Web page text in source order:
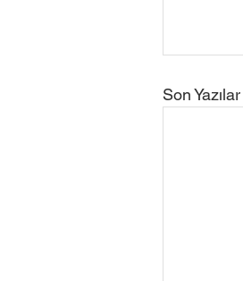
Son Yazılar